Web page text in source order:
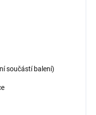
součástí balení)